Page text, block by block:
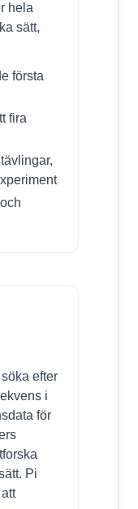
hela
sätt,
första
fira
efter
i
för
Pi